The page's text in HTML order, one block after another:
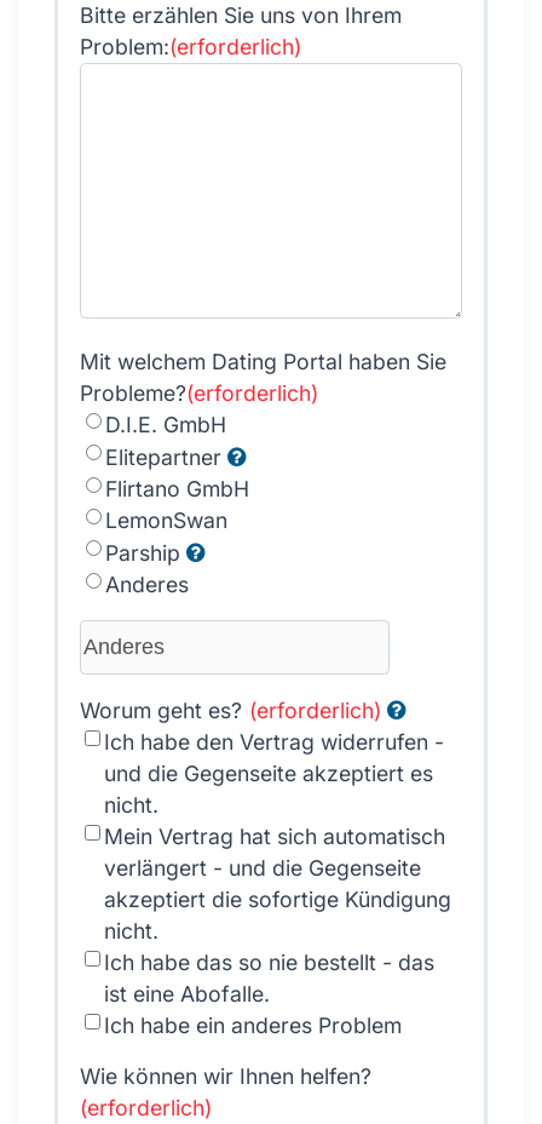
Bitte erzählen Sie uns von Ihrem
Problem:(erforderlich)
Mit welchem Dating Portal haben Sie
Probleme?(erforderlich)
D.I.E. GmbH
Elitepartner
Flirtano GmbH
LemonSwan
Parship
Anderes
Worum geht es? (erforderlich)
Ich habe den Vertrag widerrufen -
und die Gegenseiteakzeptiert es
nicht.
Mein Vertrag hat sich automatisch
verlängert - und die Gegenseite
akzeptiert die sofortige Kündigung
nicht.
Ich habe das so nie bestellt - das
ist eine Abofalle.
Ich habe ein anderes Problem
Wie können wir Ihnen helfen?
(erforderlich)